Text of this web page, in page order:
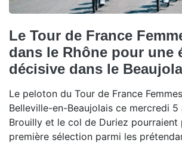
Le Tour de France
dans le Rhône pour une
décisive dans le
Le peloton du Tour de France
Belleville-en-Beaujolais ce mercredi
Brouilly et le col de Duriez pourraient
première sélection parmi les